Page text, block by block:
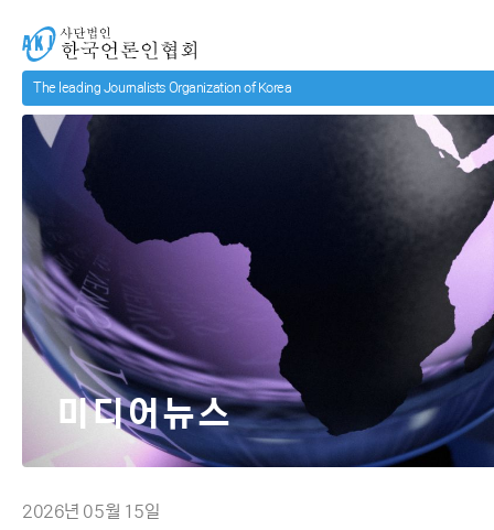
사단법인 한국언론인협회
2026년 05월 15일
미디어뉴스